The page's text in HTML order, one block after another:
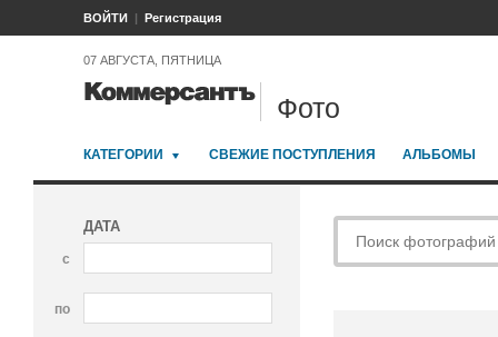
ВОЙТИ Регистрация
07 АВГУСТА, ПЯТНИЦА
Фото
КАТЕГОРИИ СВЕЖИЕ ПОСТУПЛЕНИЯ АЛЬБОМЫ
ДАТА
с
по